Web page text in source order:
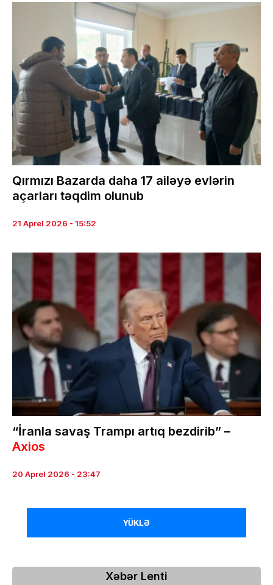
Qırmızı Bazarda daha 17 ailəyə evlərin
açarları təqdim olunub
21 Aprel 2026 - 15:52
“İranla savaş Trampı artıq bezdirib” –
Axios
20 Aprel 2026 - 23:47
YÜKLƏ
Xəbər Lenti